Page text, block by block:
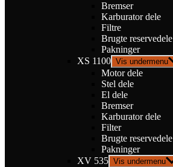
Bremser
Karburator dele
Filtre
Brugte reservedele
Pakninger
XS 1100 Vis undermenu
Motor dele
Stel dele
El dele
Bremser
Karburator dele
Filter
Brugte reservedele
Pakninger
XV 535 Vis undermenu